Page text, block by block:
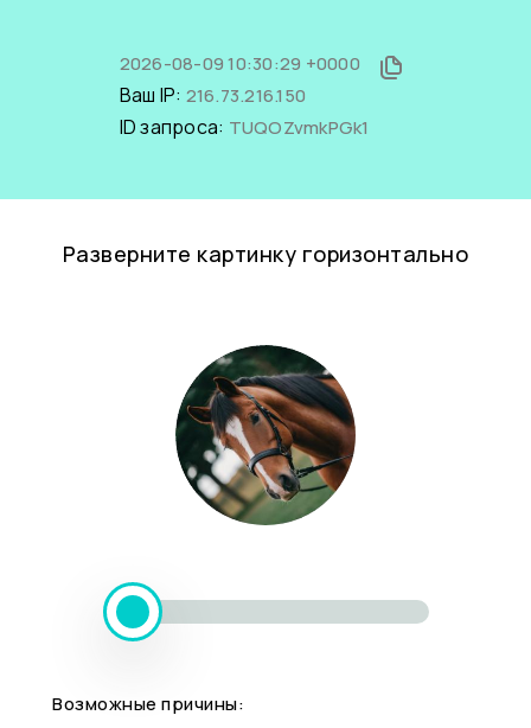
2026-08-09 10:30:29 +0000
Ваш IP: 216.73.216.150
ID запроса: TUQOZvmkPGk1
Разверните картинку горизонтально
Возможные причины: